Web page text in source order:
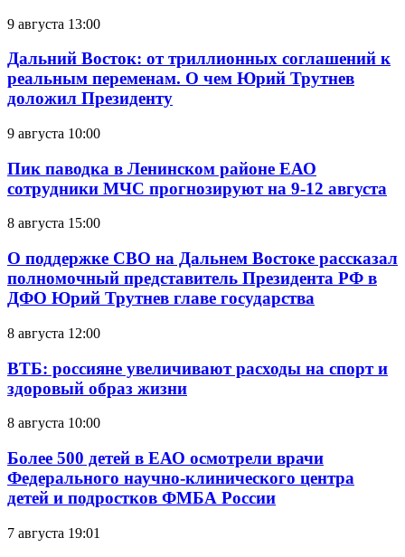
9 августа 13:00
Дальний Восток: от триллионных соглашений к
реальным переменам. О чем Юрий Трутнев
доложил Президенту
9 августа 10:00
Пик паводка в Ленинском районе ЕАО
сотрудники МЧС прогнозируют на 9-12 августа
8 августа 15:00
О поддержке СВО на Дальнем Востоке рассказал
полномочный представитель Президента РФ в
ДФО Юрий Трутнев главе государства
8 августа 12:00
ВТБ: россияне увеличивают расходы на спорт и
здоровый образ жизни
8 августа 10:00
Более 500 детей в ЕАО осмотрели врачи
Федерального научно-клинического центра
детей и подростков ФМБА России
7 августа 19:01